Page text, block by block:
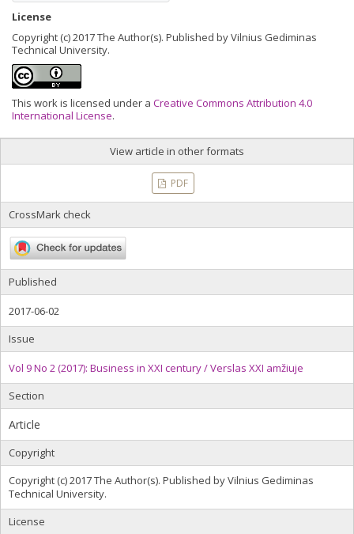
License
Copyright (c) 2017 The Author(s). Published by Vilnius Gediminas
Technical University.
This work is licensed under a Creative Commons Attribution 4.0
International License.
View article in other formats
PDF
CrossMark check
Published
2017-06-02
Issue
Vol 9 No 2 (2017): Business in XXI century / Verslas XXI amžiuje
Section
Article
Copyright
Copyright (c) 2017 The Author(s). Published by Vilnius Gediminas
Technical University.
License